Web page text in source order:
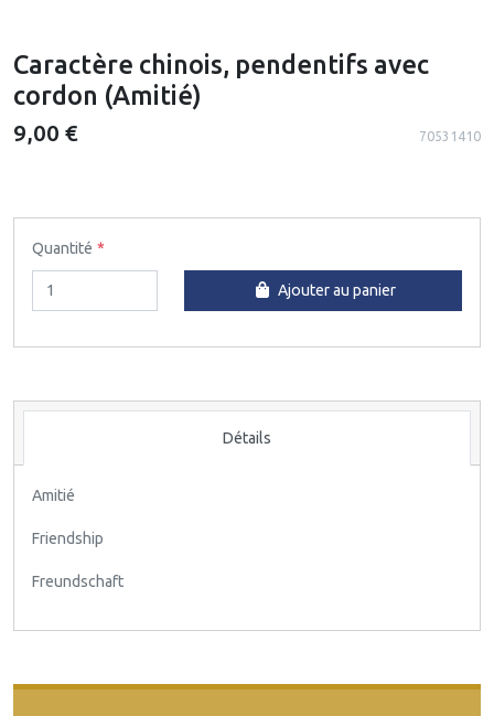
Caractère chinois, pendentifs avec
cordon (Amitié)
9,00 € 70531410
Quantité
Ajouter au panier
Détails
Amitié
Friendship
Freundschaft